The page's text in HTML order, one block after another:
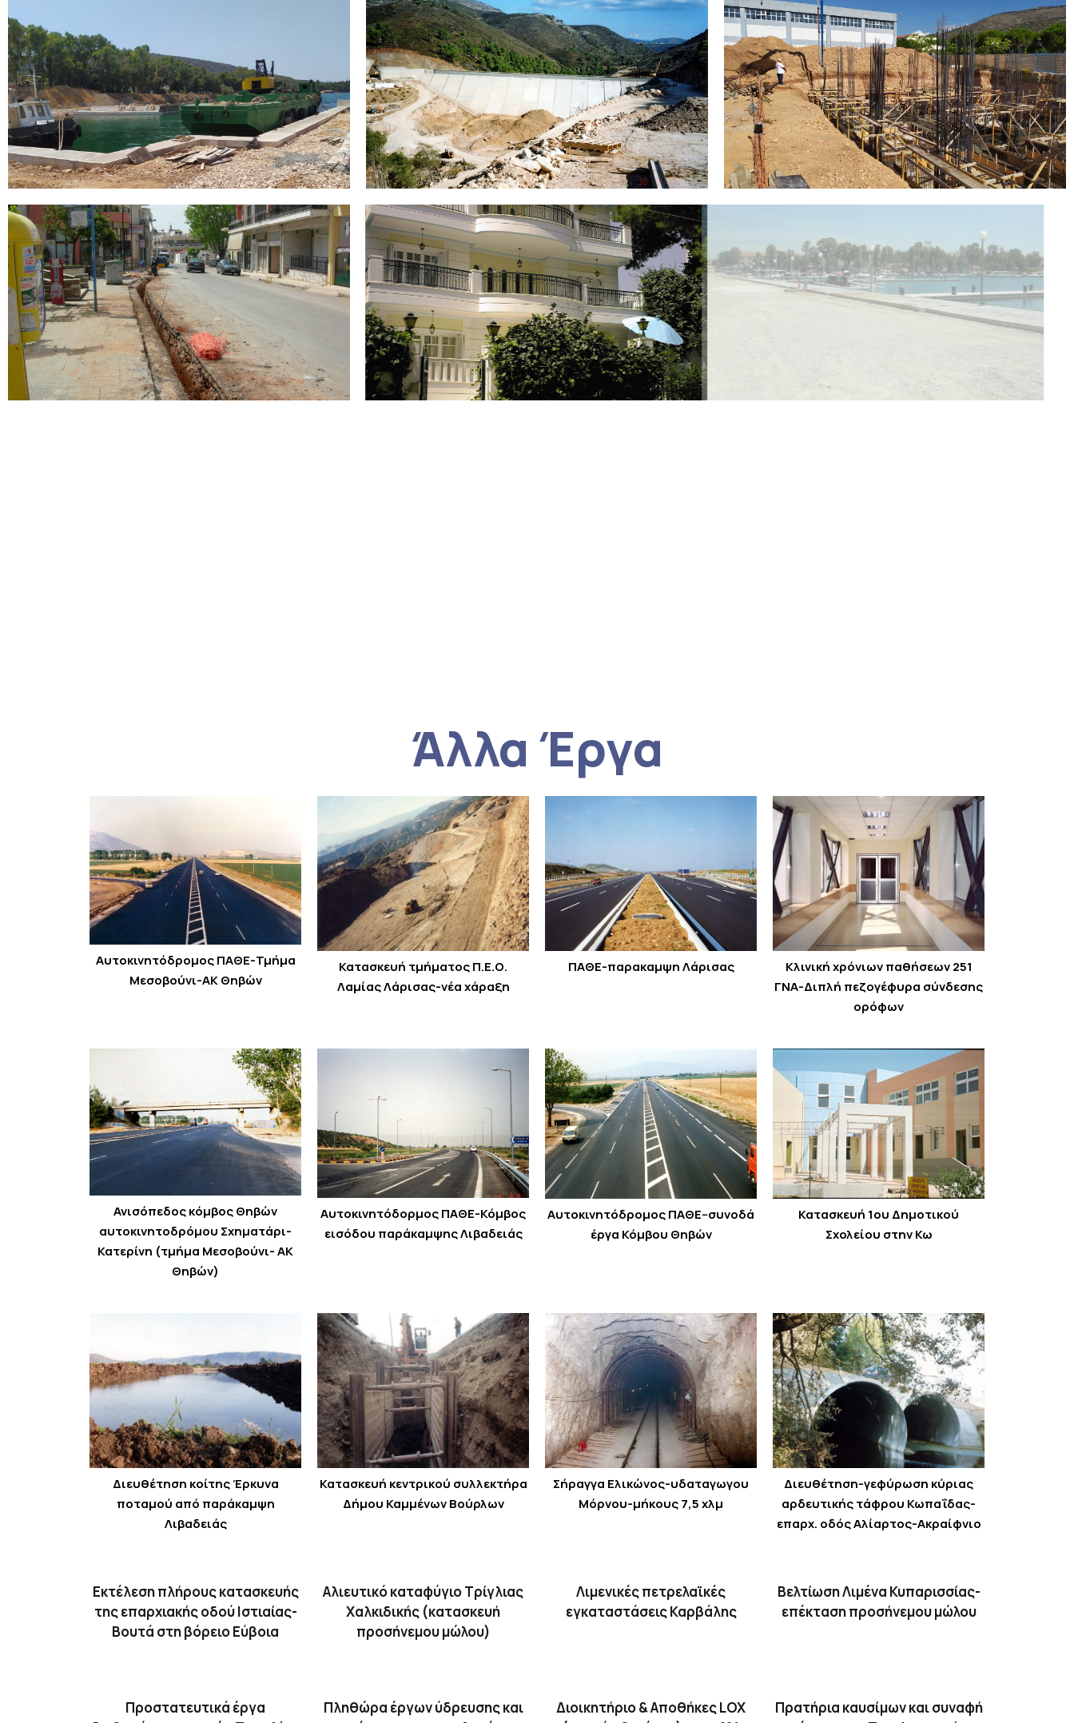
Άλλα Έργα
Αυτοκινητόδρομος ΠΑΘΕ-Τμήμα
Μεσοβούνι-ΑΚ Θηβών
Κατασκευή τμήματος Π.Ε.Ο.
Λαμίας Λάρισας-νέα χάραξη
ΠΑΘΕ-παρακαμψη Λάρισας
Κλινική χρόνιων παθήσεων 251
ΓΝΑ-Διπλή πεζογέφυρα σύνδεσης
ορόφων
Ανισόπεδος κόμβος Θηβών
αυτοκινητοδρόμου Σχηματάρι-
Κατερίνη (τμήμα Μεσοβούνι- ΑΚ
Θηβών)
Αυτοκινητόδορμος ΠΑΘΕ-Κόμβος
εισόδου παράκαμψης Λιβαδειάς
Αυτοκινητόδρομος ΠΑΘΕ--συνοδά
έργα Κόμβου Θηβών
Κατασκευή 1ου Δημοτικού
Σχολείου στην Κω
Διευθέτηση κοίτης Έρκυνα
ποταμού από παράκαμψη
Λιβαδειάς
Κατασκευή κεντρικού συλλεκτήρα
Δήμου Καμμένων Βούρλων
Σήραγγα Ελικώνος-υδαταγωγου
Μόρνου-μήκους 7,5 χλμ
Διευθέτηση-γεφύρωση κύριας
αρδευτικής τάφρου Κωπαΐδας-
επαρχ. οδός Αλίαρτος-Ακραίφνιο
Εκτέλεση πλήρους κατασκευής
της επαρχιακής οδού Ιστιαίας-
Βουτά στη βόρειο Εύβοια
Αλιευτικό καταφύγιο Τρίγλιας
Χαλκιδικής (κατασκευή
προσήνεμου μώλου)
Λιμενικές πετρελαϊκές
εγκαταστάσεις Καρβάλης
Βελτίωση Λιμένα Κυπαρισσίας-
επέκταση προσήνεμου μώλου
Προστατευτικά έργα
Πληθώρα έργων ύδρευσης και
Διοικητήριο & Αποθήκες LOX
Πρατήρια καυσίμων και συναφή